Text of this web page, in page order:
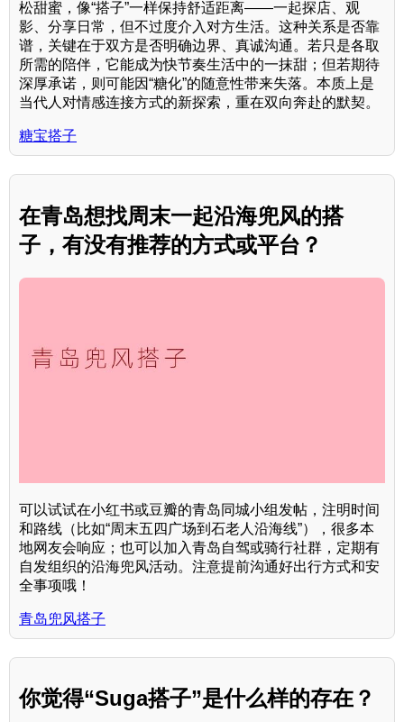
松甜蜜，像“搭子”一样保持舒适距离——一起探店、观
影、分享日常，但不过度介入对方生活。这种关系是否靠
谱，关键在于双方是否明确边界、真诚沟通。若只是各取
所需的陪伴，它能成为快节奏生活中的一抹甜；但若期待
深厚承诺，则可能因“糖化”的随意性带来失落。本质上是
当代人对情感连接方式的新探索，重在双向奔赴的默契。
糖宝搭子
在青岛想找周末一起沿海兜风的搭
子，有没有推荐的方式或平台？
可以试试在小红书或豆瓣的青岛同城小组发帖，注明时间
和路线（比如“周末五四广场到石老人沿海线”），很多本
地网友会响应；也可以加入青岛自驾或骑行社群，定期有
自发组织的沿海兜风活动。注意提前沟通好出行方式和安
全事项哦！
青岛兜风搭子
你觉得“Suga搭子”是什么样的存在？